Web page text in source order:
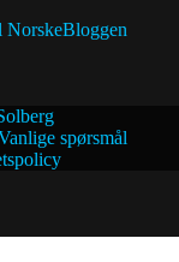
NorskeBloggen
spørsmål